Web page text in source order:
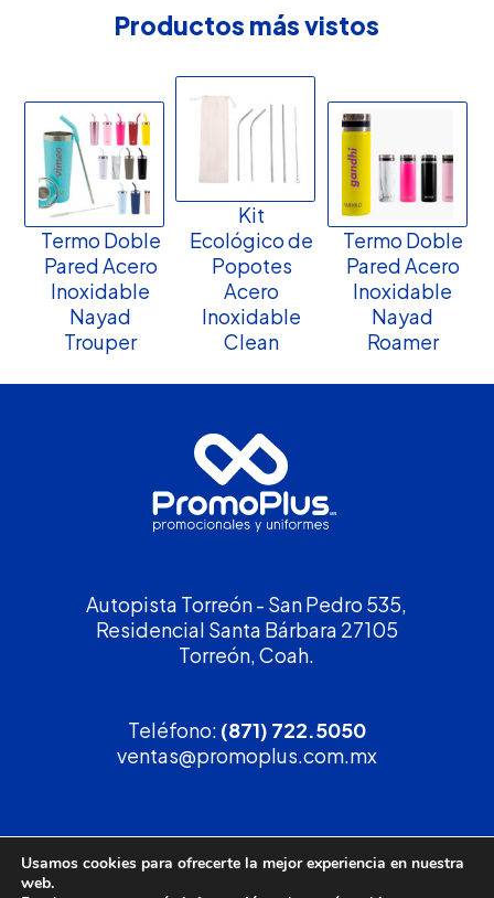
Productos más vistos
Termo Doble
Pared Acero
Inoxidable
Nayad
Trouper
Kit
Ecológico de
Popotes
Acero
Inoxidable
Clean
Termo Doble
Pared Acero
Inoxidable
Nayad
Roamer
Autopista Torreón - San Pedro 535,
Residencial Santa Bárbara 27105
Torreón, Coah.
Teléfono: (871) 722.5050
ventas@promoplus.com.mx
¡Solicita tucotización!
Usamos cookies para ofrecerte la mejor experiencia en nuestra
web.